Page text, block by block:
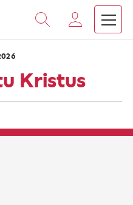
Kirkastettu Kristus
Kristus